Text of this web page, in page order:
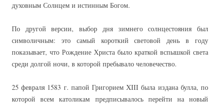
духовным Солнцем и истинным Богом.
По другой версии, выбор дня зимнего солнцестояния был
символичным: это самый короткий световой день в году
показывает, что Рождение Христа было краткой вспышкой света
среди долгой ночи, в которой пребывало человечество.
25 февраля 1583 г. папой Григорием XIII была издана булла, по
которой всем католикам предписывалось перейти на новый